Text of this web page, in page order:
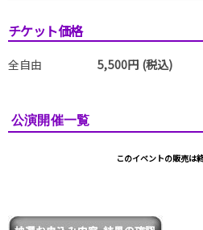
チケット価格
全自由 5,500円 (税込)
公演開催一覧
このイベントの販売は